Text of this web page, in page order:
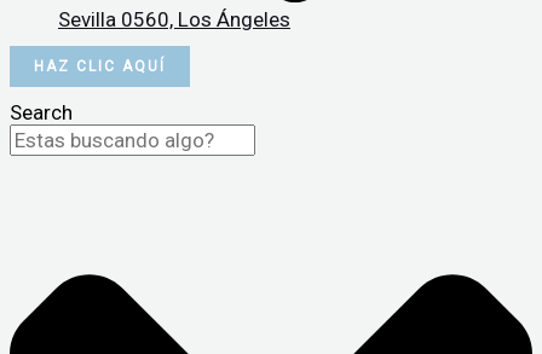
Sevilla 0560, Los Ángeles
HAZ CLIC AQUÍ
Search